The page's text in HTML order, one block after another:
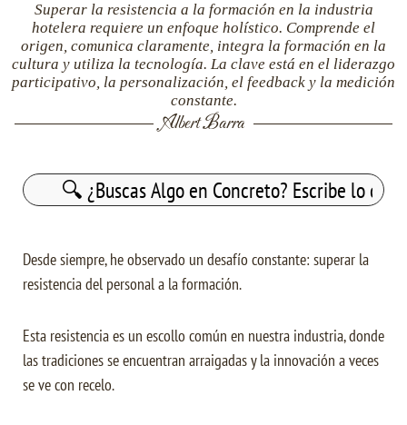
Superar la resistencia a la formación en la industria
hotelera requiere un enfoque holístico. Comprende el
origen, comunica claramente, integra la formación en la
cultura y utiliza la tecnología. La clave está en el liderazgo
participativo, la personalización, el feedback y la medición
constante.
Albert Barra
Buscar:
Desde siempre, he observado un desafío constante: superar la
resistencia del personal a la formación.
Esta resistencia es un escollo común en nuestra industria, donde
las tradiciones se encuentran arraigadas y la innovación a veces
se ve con recelo.